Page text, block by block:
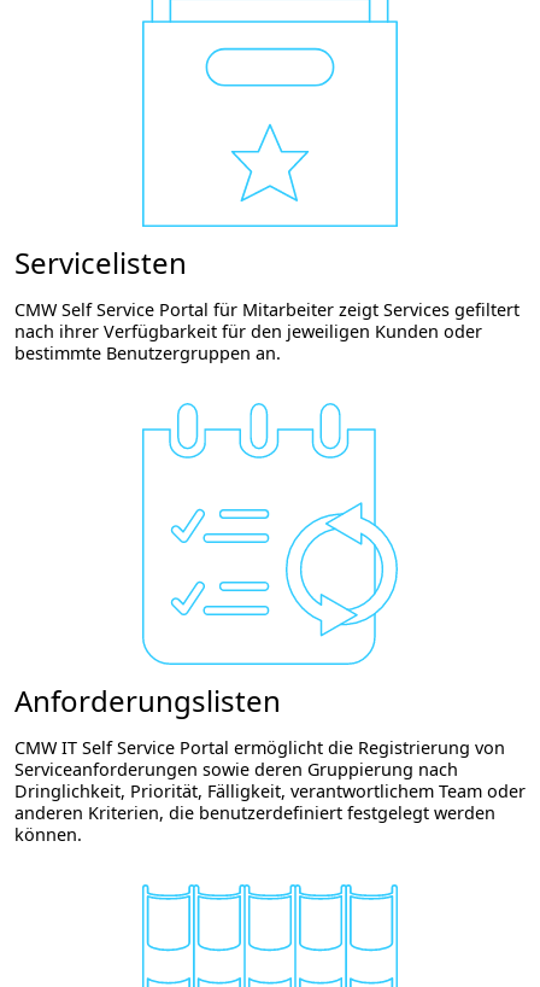
Servicelisten
CMW Self Service Portal für Mitarbeiter zeigt Services gefiltert
nach ihrer Verfügbarkeit für den jeweiligen Kunden oder
bestimmte Benutzergruppen an.
Anforderungslisten
CMW IT Self Service Portal ermöglicht die Registrierung von
Serviceanforderungen sowie deren Gruppierung nach
Dringlichkeit, Priorität, Fälligkeit, verantwortlichem Team oder
anderen Kriterien, die benutzerdefiniert festgelegt werden
können.